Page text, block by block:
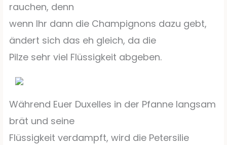
rauchen, denn
wenn Ihr dann die Champignons dazu gebt,
ändert sich das eh gleich, da die
Pilze sehr viel Flüssigkeit abgeben.
Während Euer Duxelles in der Pfanne langsam
brät und seine
Flüssigkeit verdampft, wird die Petersilie